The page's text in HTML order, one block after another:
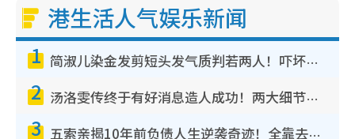
港生活人气娱乐新闻
1 简淑儿染金发剪短头发气质判若两人！吓坏老公麦大力都认不出：“你做什么？”
2 汤洛雯传终于有好消息造人成功！两大细节曝孕味极浓引猜测：大肚婆先会咁！
3 五索亲揭10年前负债人生逆袭奇迹！全靠去一地方转运后即遇上马先生